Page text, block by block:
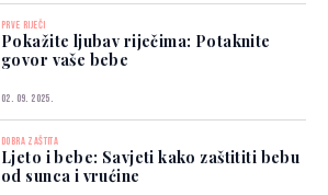
PRVE RIJEČI
Pokažite ljubav riječima: Potaknite
govor vaše bebe
02. 09. 2025.
DOBRA ZAŠTITA
Ljeto i bebe: Savjeti kako zaštititi bebu
od sunca i vrućine